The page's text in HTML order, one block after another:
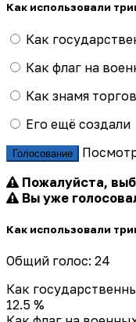
Как использовали
Как
Как флаг на
Как знамя
Его ещё создали
Голосование
Пожалуйста,
Вы уже
Как использовали
Общий голос: 24
Как
12.5 %